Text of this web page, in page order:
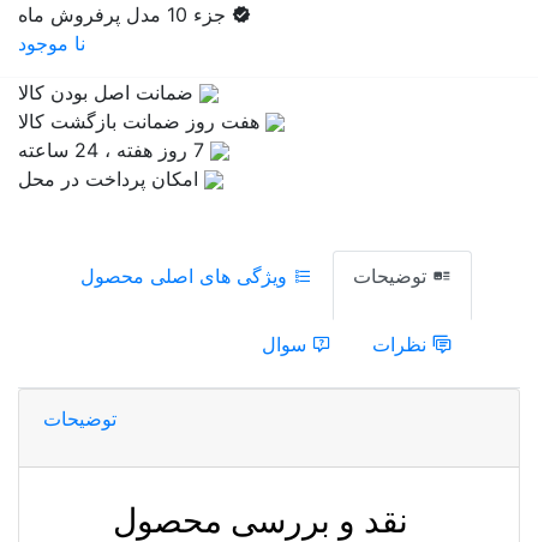
جزء 10 مدل پرفروش ماه
نا موجود
ضمانت اصل بودن کالا
هفت روز ضمانت بازگشت کالا
7 روز هفته ، 24 ساعته
امکان پرداخت در محل
توضیحات ویژگی های اصلی محصول
نظرات سوال
توضیحات
نقد و بررسی محصول